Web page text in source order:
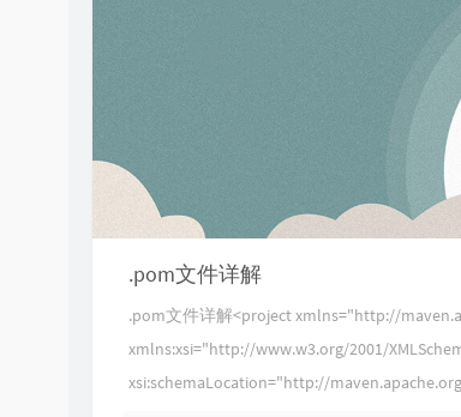
.pom文件详解
.pom文件详解<project xmlns="http://
xmlns:xsi="http://www.w3.org/2001/
xsi:schemaLocation="http://